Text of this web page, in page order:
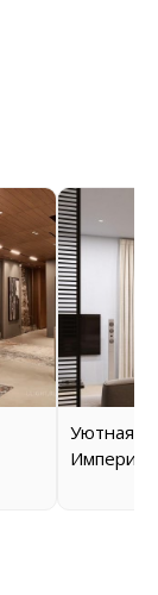
Уютная
Империал